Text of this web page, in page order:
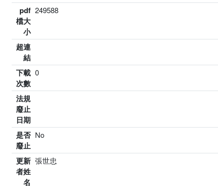
pdf
檔大
小
249588
超連
結
下載
次數
0
法規
廢止
日期
是否
廢止
No
更新
者姓
名
張世忠